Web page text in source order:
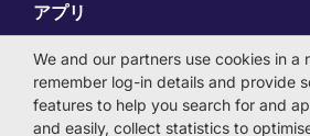
アプリ
Employer Centre
We and our partners use cookies in a
remember log-in details and provide
features to help you search for and
and easily, collect statistics to